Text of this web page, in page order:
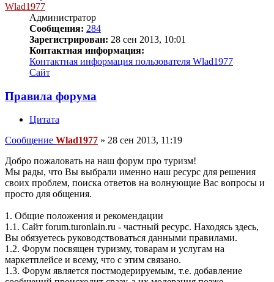
Wlad1977
Администратор
Сообщения: 284
Зарегистрирован: 28 сен 2013, 10:01
Контактная информация:
Контактная информация пользователя Wlad1977
Сайт
Правила форума
Цитата
Сообщение Wlad1977 » 28 сен 2013, 11:19
Добро пожаловать на наш форум про туризм!
Мы рады, что Вы выбрали именно наш ресурс для решения
своих проблем, поиска ответов на волнующие Вас вопросы и
просто для общения.
1. Общие положения и рекомендации
1.1. Сайт forum.turonlain.ru - частный ресурс. Находясь здесь,
Вы обязуетесь руководствоваться данными правилами.
1.2. Форум посвящен туризму, товарам и услугам на
маркетплейсе и всему, что с этим связано.
1.3. Форум является постмодерируемым, т.е. добавление